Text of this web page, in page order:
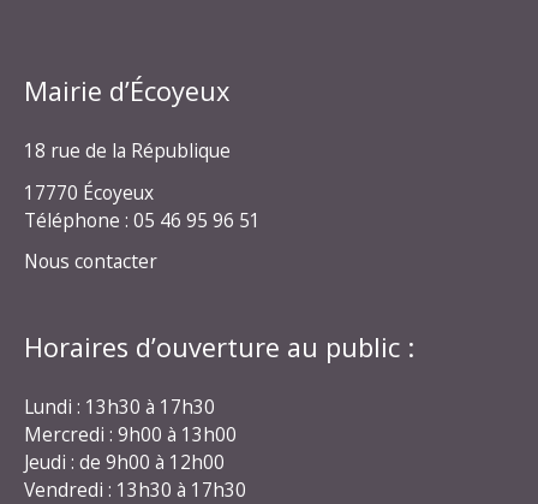
Mairie d’Écoyeux
18 rue de la République
17770 Écoyeux
Téléphone : 05 46 95 96 51
Nous contacter
Horaires d’ouverture au public :
Lundi : 13h30 à 17h30
Mercredi : 9h00 à 13h00
Jeudi : de 9h00 à 12h00
Vendredi : 13h30 à 17h30